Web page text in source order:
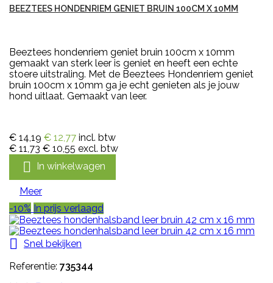
BEEZTEES HONDENRIEM GENIET BRUIN 100CM X 10MM
Beeztees hondenriem geniet bruin 100cm x 10mm
gemaakt van sterk leer is geniet en heeft een echte
stoere uitstraling. Met de Beeztees Hondenriem geniet
bruin 100cm x 10mm ga je echt genieten als je jouw
hond uitlaat. Gemaakt van leer.
€ 14,19 € 12,77 incl. btw
€ 11,73 € 10,55 excl. btw
 In winkelwagen
Meer
-10% In prijs verlaagd

Snel bekijken
Referentie: 735344